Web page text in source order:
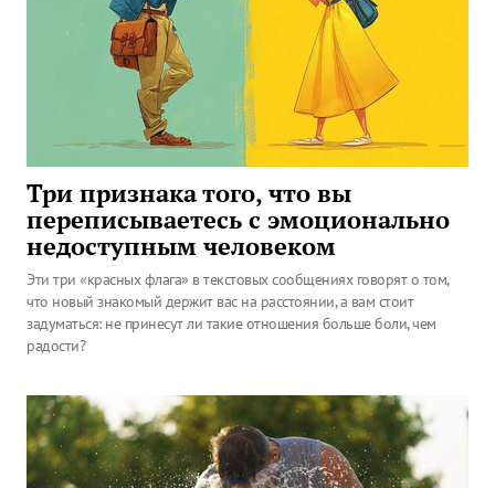
Три признака того, что вы
переписываетесь с эмоционально
недоступным человеком
Эти три «красных флага» в текстовых сообщениях говорят о том,
что новый знакомый держит вас на расстоянии, а вам стоит
задуматься: не принесут ли такие отношения больше боли, чем
радости?